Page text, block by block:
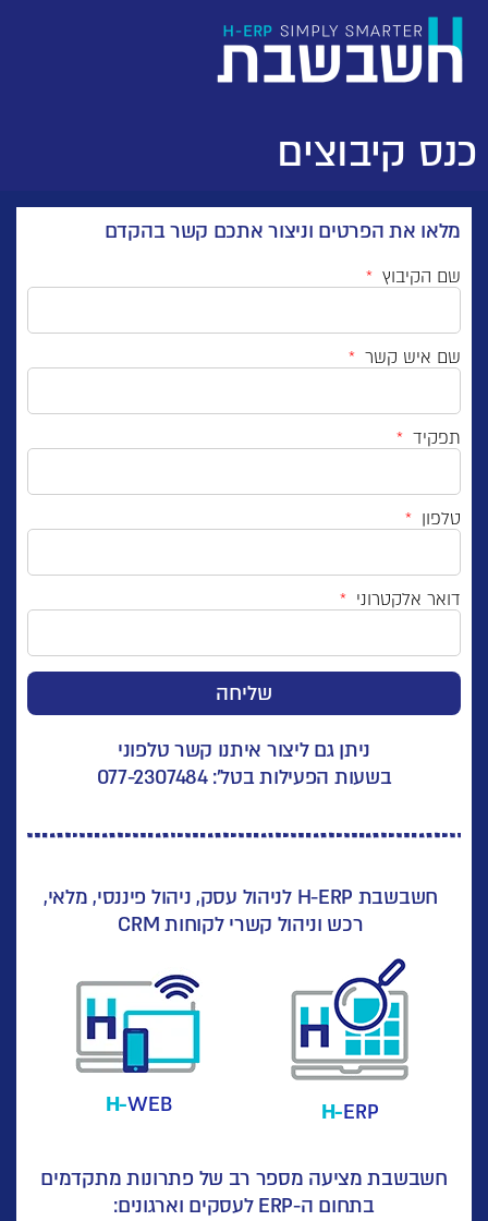
כנס קיבוצים
מלאו את הפרטים וניצור אתכם קשר בהקדם
שם הקיבוץ
שם איש קשר
תפקיד
טלפון
דואר אלקטרוני
שליחה
ניתן גם ליצור איתנו קשר טלפוני
בשעות הפעילות בטל': 077-2307484
חשבשבת H-ERP לניהול עסק, ניהול פיננסי, מלאי,
רכש וניהול קשרי לקוחות CRM
H-ERP
H-WEB
חשבשבת מציעה מספר רב של פתרונות מתקדמים
בתחום ה-ERP לעסקים וארגונים: